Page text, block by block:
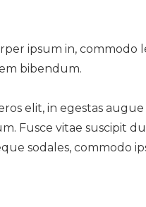
ipsum in, commodo
bibendum.
elit, in egestas
Fusce vitae suscipit
sodales, commodo